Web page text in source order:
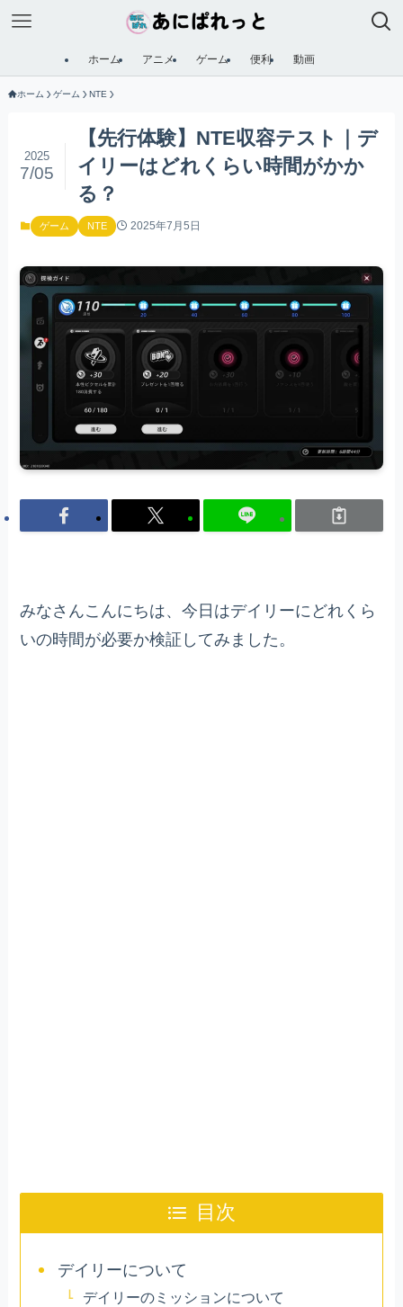
ホーム アニメ ゲーム 便利 動画
ホーム ゲーム NTE
【先行体験】NTE収容テスト｜デ
イリーはどれくらい時間がかか
る？
2025
7/05
ゲーム NTE 2025年7月5日
みなさんこんにちは、今日はデイリーにどれくら
いの時間が必要か検証してみました。
目次
デイリーについて
デイリーのミッションについて